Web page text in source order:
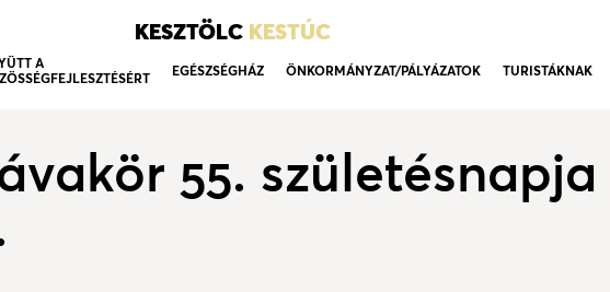
KESZTÖLC KESTÚC
A
EGÉSZSÉGHÁZ ÖNKORMÁNYZAT/PÁLYÁZATOK TURISTÁKNAK
55. születésnapja